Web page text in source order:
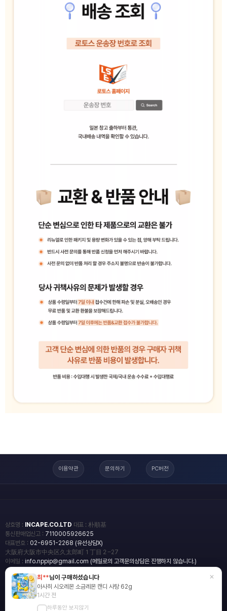
이용약관 문의하기 PC버전
상호명 : INCAPE.CO.LTD 대표 : 朴順基
통신판매업신고 : 7110005926625
대표번호 : 02-6951-2268 (유선상담X)
大阪府大阪市中央区久太郎町１丁目２−27
이메일 : info.nppip@gmail.com (메일로의 고객문의상담은 진행하지 않습니다.)
copyright
일본직구쇼핑몰 엔핍
2018 All rights reserved.
최**님이 구매하셨습니다
아사히 시오레몬 소금레몬 캔디 사탕 62g
1시간 전
하루동안 보지않기
×